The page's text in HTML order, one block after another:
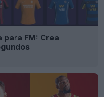
para FM: Crea